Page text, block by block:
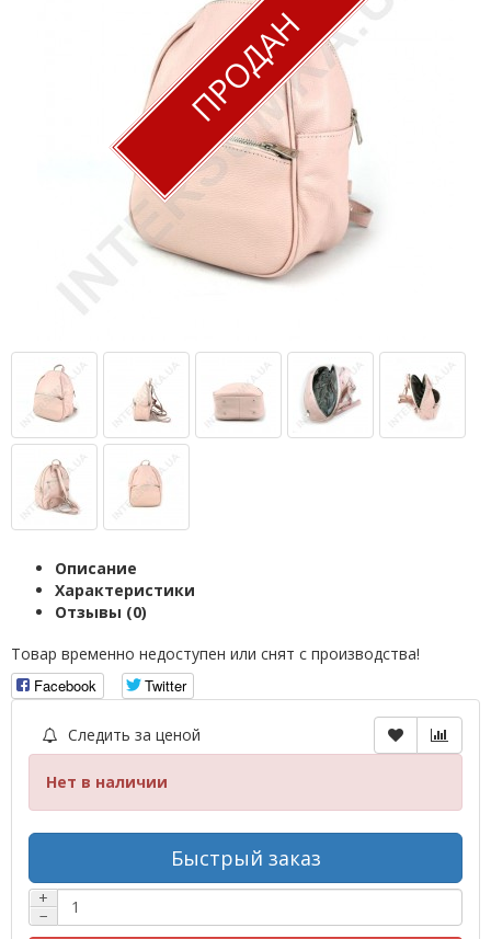
ПРОДАН
Описание
Характеристики
Отзывы (0)
Товар временно недоступен или снят с производства!
Facebook
Twitter
Следить за ценой
Нет в наличии
Быстрый заказ
+
−